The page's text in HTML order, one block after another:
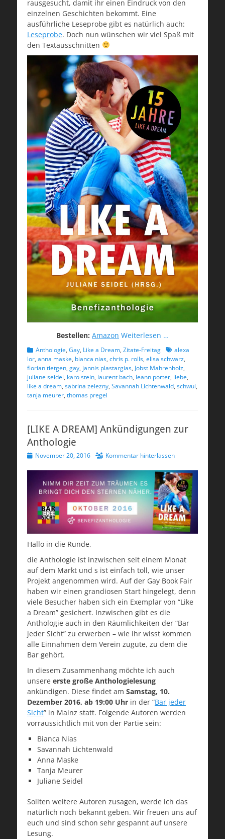
rausgesucht, damit ihr einen Eindruck von den
einzelnen Geschichten bekommt. Eine
ausführliche Leseprobe gibt es natürlich auch:
Leseprobe. Doch nun wünschen wir viel Spaß mit
den Textausschnitten
Bestellen: Amazon Weiterlesen …
Kategorien
Anthologie, Gay, Like a Dream, Zitate-Freitag Schlagworte
alexa
lor, anna maske, bianca nias, chris p. rolls, elisa schwarz,
florian tietgen, gay, jannis plastargias, Jobst Mahrenholz,
juliane seidel, karo stein, laurent bach, leann porter, liebe,
like a dream, sabrina zelezny, Savannah Lichtenwald, schwul,
tanja meurer, thomas pregel
[LIKE A DREAM] Ankündigungen zur
Anthologie
Veröffentlicht
November 20, 2016 Kommentar hinterlassen
Hallo in die Runde,
die Anthologie ist inzwischen seit einem Monat
auf dem Markt und s ist einfach toll, wie unser
Projekt angenommen wird. Auf der Gay Book Fair
haben wir einen grandiosen Start hingelegt, denn
viele Besucher haben sich ein Exemplar von “Like
a Dream” gesichert. Inzwischen gibt es die
Anthologie auch in den Räumlichkeiten der “Bar
jeder Sicht” zu erwerben – wie ihr wisst kommen
alle Einnahmen dem Verein zugute, zu dem die
Bar gehört.
In diesem Zusammenhang möchte ich auch
unsere erste große Anthologielesung
ankündigen. Diese findet am Samstag, 10.
Dezember 2016, ab 19:00 Uhr in der “Bar jeder
Sicht” in Mainz statt. Folgende Autoren werden
vorraussichtlich mit von der Partie sein:
Bianca Nias
Savannah Lichtenwald
Anna Maske
Tanja Meurer
Juliane Seidel
Sollten weitere Autoren zusagen, werde ich das
natürlich noch bekannt geben. Wir freuen uns auf
euch und sind schon sehr gespannt auf unsere
Lesung.